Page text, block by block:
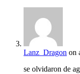
Lanz_Dragon on
se olvidaron de